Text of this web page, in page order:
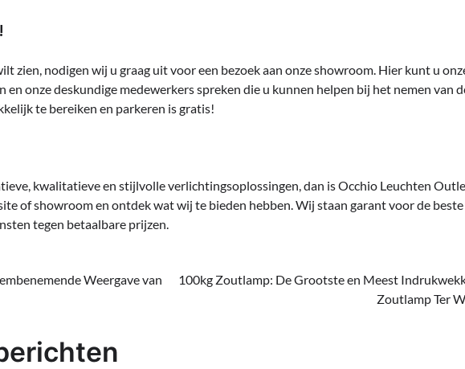
zien, nodigen wij u graag uit voor een bezoek aan onze showroom. Hier kunt u
en onze deskundige medewerkers spreken die u kunnen helpen bij het nemen van
te bereiken en parkeren is gratis!
kwalitatieve en stijlvolle verlichtingsoplossingen, dan is Occhio Leuchten
of showroom en ontdek wat wij te bieden hebben. Wij staan garant voor de beste
tegen betaalbare prijzen.
Weergave van
100kg Zoutlamp: De Grootste en Meest
Zoutlamp Ter